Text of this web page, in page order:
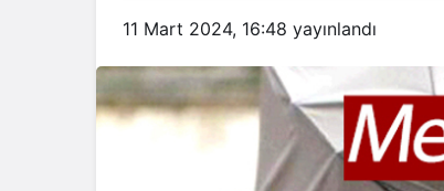
11 Mart 2024, 16:48 yayınlandı